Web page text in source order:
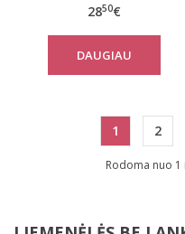
Ultimate N
2850€
DAUGIAU
1 2
Rodoma nuo 1